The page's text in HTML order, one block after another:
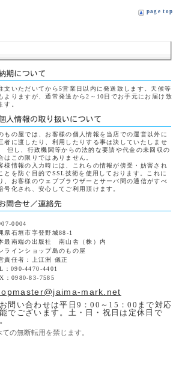
page top
文いただいてから5営業日以内に発送致します。天候等
よりますが、通常発送から2～10日でお手元にお届け致
す。
もの屋では、お客様の個人情報を当店での運営以外に
者に渡したり、利用したりする事は決していたしませ
但し、行政機関等からの法的な要請や代金の未回収の
はこの限りではありません。
様情報の入力時には、これらの情報が傍受・妨害され
とを防ぐ目的でSSL技術を使用しております。これに
、お客様のウェブブラウザーとサーバ間の通信がすべ
号化され、安心してご利用頂けます。
0004
県石垣市字登野城88-1
最南端の出版社 南山舎（株）内
ラインショップ島のもの屋
責任者：上江洲 儀正
：090-4470-4401
：0980-83-7585
mark.net
問い合わせは平日9：00～15：00まで対応
でございます。土・日・祝日は定休日で
の無断転用を禁じます。